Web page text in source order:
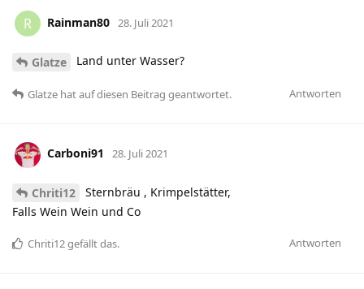
R Rainman80 28. Juli 2021
Glatze Land unter Wasser?
Antworten
Glatze hatauf diesen Beitrag geantwortet.
Carboni91 28. Juli 2021
Chriti12
Sternbräu , Krimpelstätter,
Falls Wein Wein und Co
Antworten
Chriti12gefällt das.